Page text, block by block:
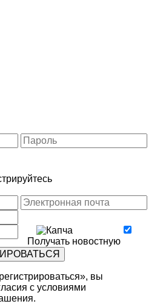
Получать новостную
вы
с условиями
.